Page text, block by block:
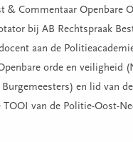
& Commentaar Openbare
bij AB Rechtspraak
aan de
orde en veiligheid
en lid van de
van de Politie-Oost-